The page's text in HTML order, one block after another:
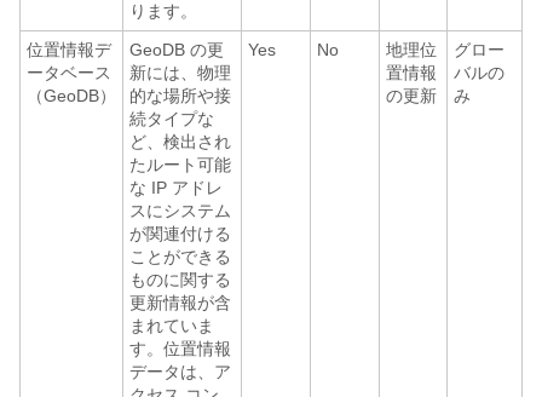
ります。
位置情報デ
ータベース
（GeoDB）
GeoDB の更
新には、物理
的な場所や接
続タイプな
ど、検出され
たルート可能
な IP アドレ
スにシステム
が関連付ける
ことができる
ものに関する
更新情報が含
まれていま
す。位置情報
データは、ア
Yes No
地理位
置情報
の更新
グロー
バルの
み